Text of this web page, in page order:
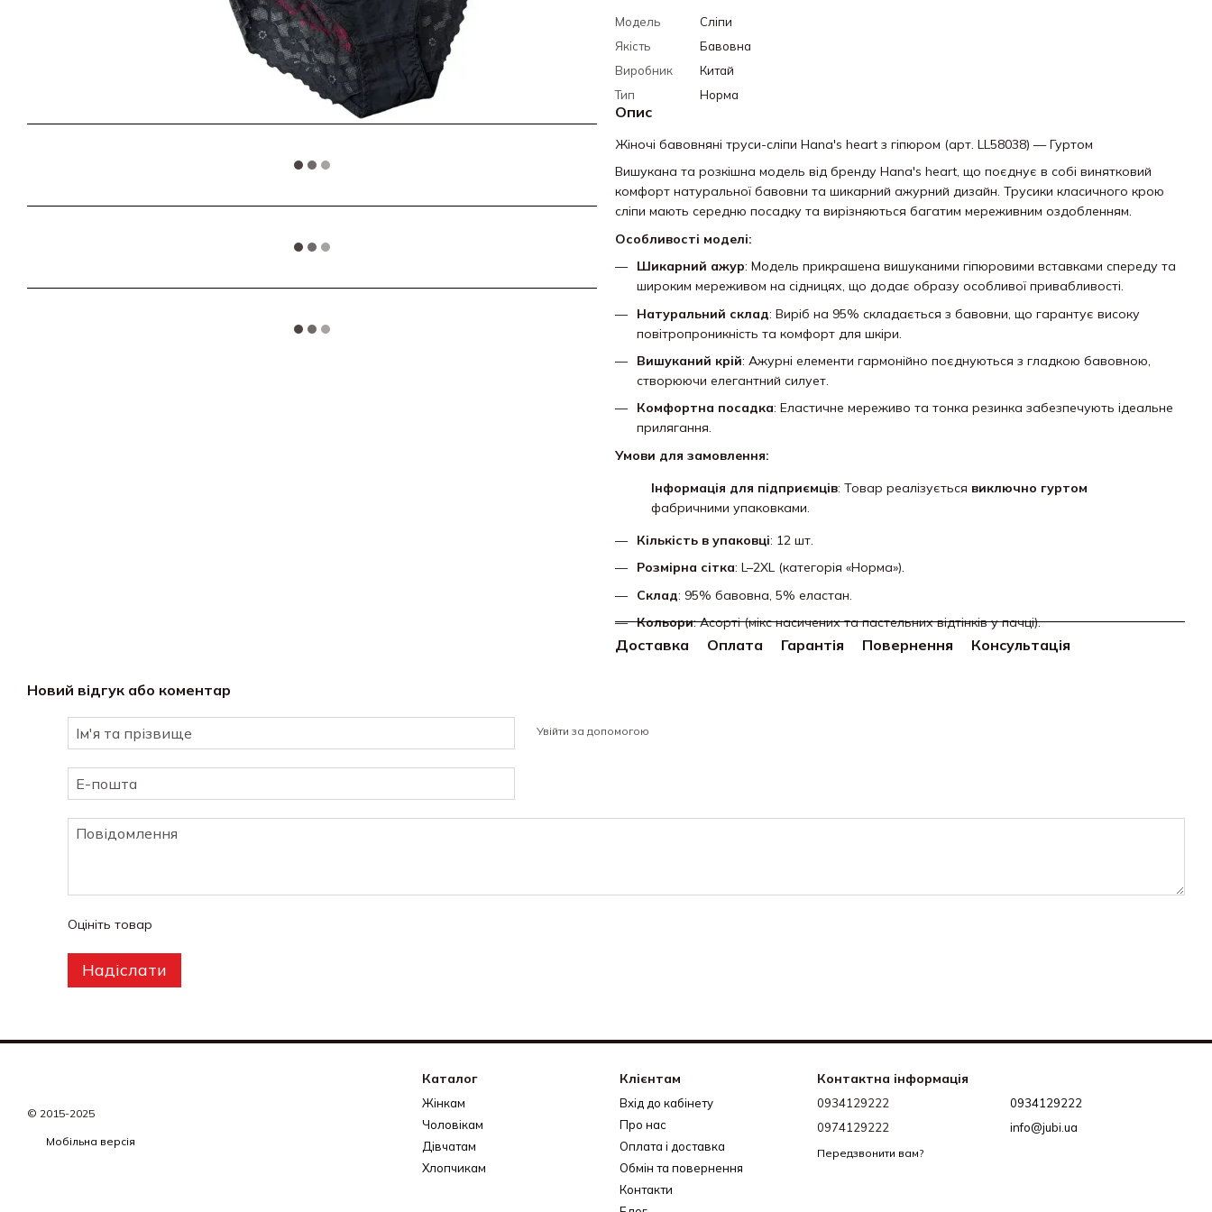
Модель
Сліпи
Якість
Бавовна
Виробник
Китай
Тип
Норма
Опис
Жіночі бавовняні труси-сліпи Hana's heart з гіпюром (арт. LL58038) — Гуртом
Вишукана та розкішна модель від бренду Hana's heart, що поєднує в собі винятковий
комфорт натуральної бавовни та шикарний ажурний дизайн. Трусики класичного крою
сліпи мають середню посадку та вирізняються багатим мереживним оздобленням.
Особливості моделі:
Шикарний ажур: Модель прикрашена вишуканими гіпюровими вставками спереду та
широким мереживом на сідницях, що додає образу особливої привабливості.
Натуральний склад: Виріб на 95% складається з бавовни, що гарантує високу
повітропроникність та комфорт для шкіри.
Вишуканий крій: Ажурні елементи гармонійно поєднуються з гладкою бавовною,
створюючи елегантний силует.
Комфортна посадка: Еластичне мереживо та тонка резинка забезпечують ідеальне
прилягання.
Умови для замовлення:
Інформація для підприємців: Товар реалізується виключно гуртом
фабричними упаковками.
Кількість в упаковці: 12 шт.
Розмірна сітка: L–2XL (категорія «Норма»).
Склад: 95% бавовна, 5% еластан.
Кольори: Асорті (мікс насичених та пастельних відтінків у пачці).
Доставка Оплата Гарантія Повернення Консультація
Новий відгук або коментар
Увійти за допомогою
Оцініть товар
Надіслати
© 2015-2025
Мобільна версія
Каталог
Жінкам
Чоловікам
Дівчатам
Хлопчикам
Клієнтам
Вхід до кабінету
Про нас
Оплата і доставка
Обмін та повернення
Контакти
Контактна інформація
0934129222
0974129222
Передзвонити вам?
0934129222
info@jubi.ua